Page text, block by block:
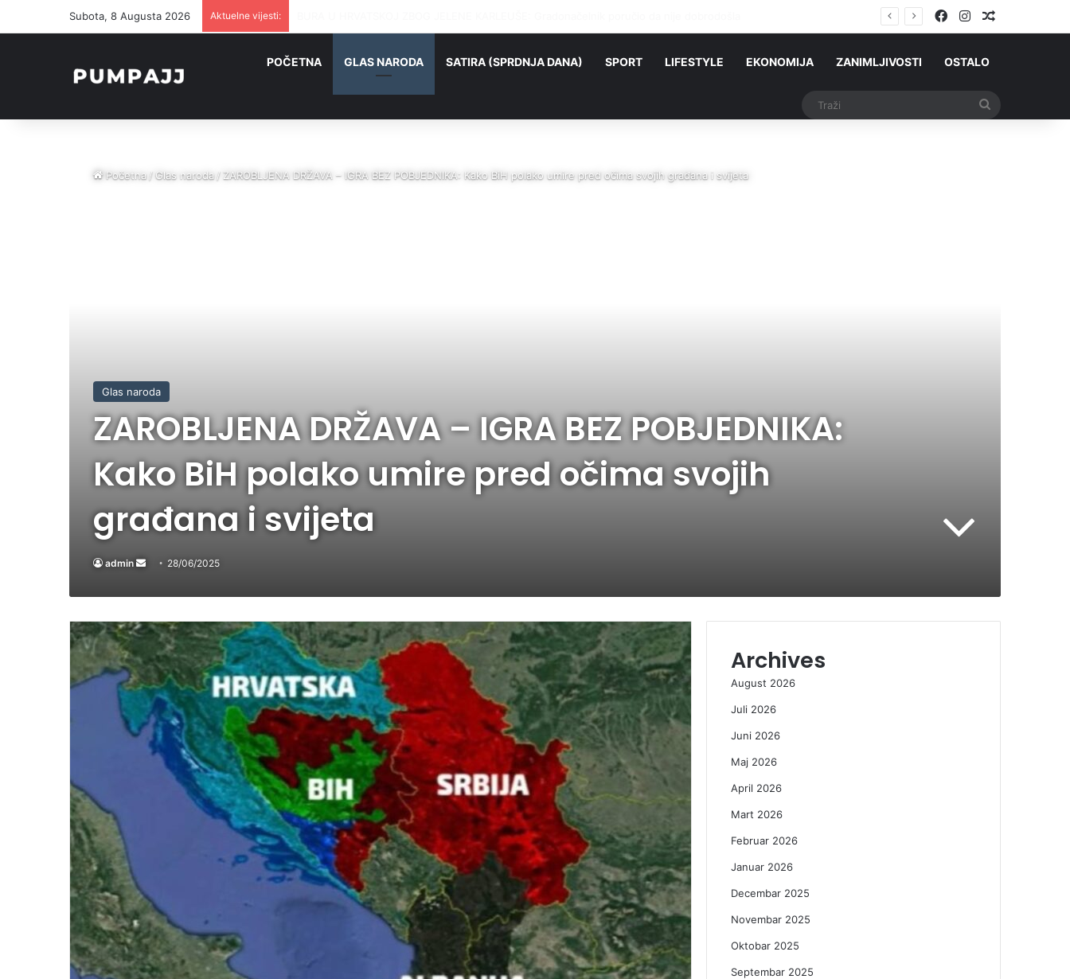
Subota, 8 Augusta 2026 Aktuelne vijesti: FacebookInstagram
POČETNA GLAS NARODA SATIRA (SPRDNJA DANA) SPORT LIFESTYLE EKONOMIJA ZANIMLJIVOSTI OSTALO
Početna/Glas naroda/ ZAROBLJENA DRŽAVA – IGRA BEZ POBJEDNIKA: Kako BiH polako umire pred očima svojih građana i svijeta
Glas naroda
ZAROBLJENA DRŽAVA – IGRA BEZ POBJEDNIKA:
Kako BiH polako umire pred očima svojih
građana i svijeta
admin
Send28/06/2025
Archives
August 2026
Juli 2026
Juni 2026
Maj 2026
April 2026
Mart 2026
Februar 2026
Januar 2026
Decembar 2025
Novembar 2025
Oktobar 2025
Septembar 2025